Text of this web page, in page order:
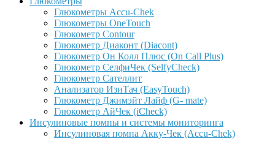
Глюкометры Accu-Сhek
Глюкометры OneTouch
Глюкометр Contour
Глюкометр Диаконт (Diacont)
Глюкометр Он Колл Плюс (On Call Plus)
Глюкометр СелфиЧек (SelfyCheck)
Глюкометр Сателлит
Анализатор ИзиТач (EasyTouch)
Глюкометр Джимэйт Лайф (G- mate)
Глюкометр АйЧек (iCheck)
Инсулиновые помпы и системы мониторинга
Инсулиновая помпа Акку-Чек (Accu-Chek)